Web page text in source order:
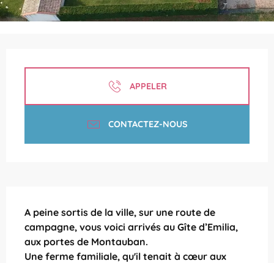
APPELER
CONTACTEZ-NOUS
A peine sortis de la ville, sur une route de
campagne, vous voici arrivés au Gîte d’Emilia,
aux portes de Montauban.
Une ferme familiale, qu'il tenait à cœur aux